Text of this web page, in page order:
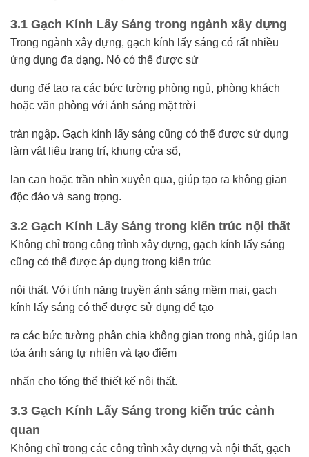
3.1 Gạch Kính Lấy Sáng trong ngành xây dựng
Trong ngành xây dựng, gạch kính lấy sáng có rất nhiều
ứng dụng đa dạng. Nó có thể được sử
dụng để tạo ra các bức tường phòng ngủ, phòng khách
hoặc văn phòng với ánh sáng mặt trời
tràn ngập. Gạch kính lấy sáng cũng có thể được sử dụng
làm vật liệu trang trí, khung cửa sổ,
lan can hoặc trần nhìn xuyên qua, giúp tạo ra không gian
độc đáo và sang trọng.
3.2 Gạch Kính Lấy Sáng trong kiến trúc nội thất
Không chỉ trong công trình xây dựng, gạch kính lấy sáng
cũng có thể được áp dụng trong kiến trúc
nội thất. Với tính năng truyền ánh sáng mềm mại, gạch
kính lấy sáng có thể được sử dụng để tạo
ra các bức tường phân chia không gian trong nhà, giúp lan
tỏa ánh sáng tự nhiên và tạo điểm
nhấn cho tổng thể thiết kế nội thất.
3.3 Gạch Kính Lấy Sáng trong kiến trúc cảnh
quan
Không chỉ trong các công trình xây dựng và nội thất, gạch